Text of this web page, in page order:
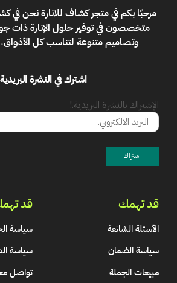
مرحبًا بكم فيمتجر كشاف للانارةنحن في
متخصصون في توفير حلول الإنارة ذات
وتصاميم متنوعة لتناسب كل الأذواق.
اشترك في النشرة
الإشتراك بالنشرة البريدية.!
قد تهمك
الأسئلة الشائعة
سياسة الضمان
مبيعات الجملة
قد
سياسة
سياسة
تواصل